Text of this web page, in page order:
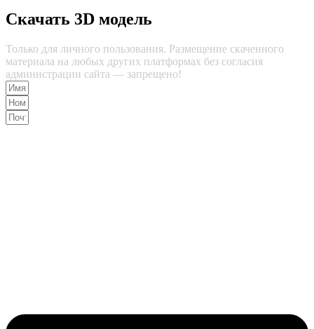
Скачать 3D модель
Только для личного пользования. Размещение скаченного
материала на любых других платформах без согласия
администрации сайта — запрещено!